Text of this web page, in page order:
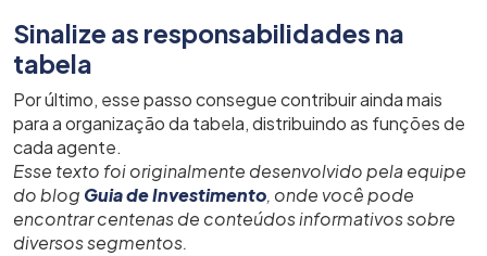
Sinalize as responsabilidades na
tabela
Por último, esse passo consegue contribuir ainda mais
para a organização da tabela, distribuindo as funções de
cada agente.
Esse texto foi originalmente desenvolvido pela equipe
do blog Guia de Investimento, onde você pode
encontrar centenas de conteúdos informativos sobre
diversos segmentos.